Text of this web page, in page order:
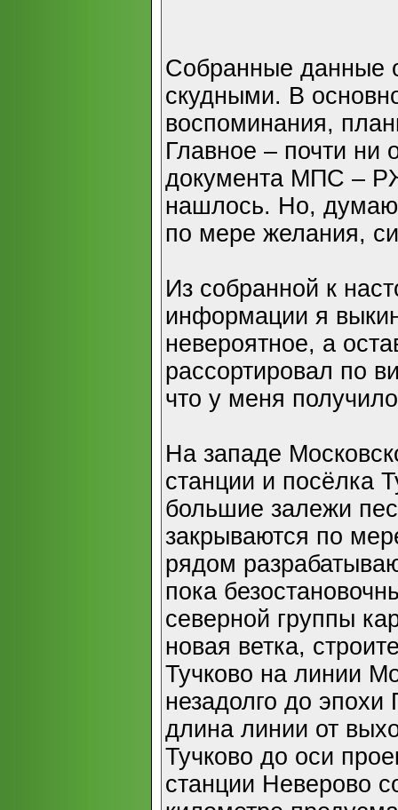
Собранные данные
скудными. В
воспоминания,
Главное – почти ни
документа МПС –
нашлось. Но,
по мере желания,
Из собранной к
информации я
невероятное, а
рассортировал по
что у меня
На западе
станции и посёлка
большие залежи
закрываются по
рядом
пока
северной группы
новая ветка,
Тучково на линии
незадолго до эпохи
длина линии от
Тучково до оси
станции Неверово